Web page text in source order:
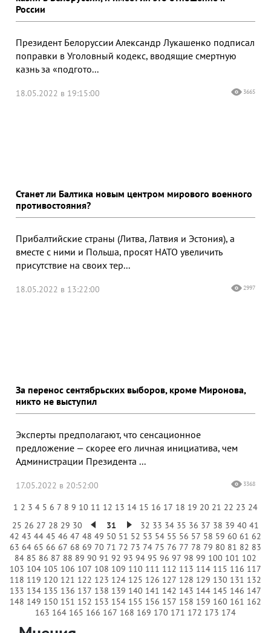
России
Президент Белоруссии Александр Лукашенко подписал
поправки в Уголовный кодекс, вводящие смертную
казнь за «подгото...
18.05.2022 в 19:15:00 3665
Станет ли Балтика новым центром мирового военного
противостояния?
Прибалтийские страны (Литва, Латвия и Эстония), а
вместе с ними и Польша, просят НАТО увеличить
присутствие на своих тер...
18.05.2022 в 13:22:00 2997
За перенос сентябрьских выборов, кроме Миронова,
никто не выступил
Эксперты предполагают, что сенсационное
предложение — скорее его личная инициатива, чем
Администрации Президента ...
17.05.2022 в 20:52:00 3368
1 2 3 4 5 6 7 8 9 10 11 12 13 14 15 16 17 18 19 20 21 22 23 24
25 26 27 28 29 30 31 32 33 34 35 36 37 38 39 40 41
42 43 44 45 46 47 48 49 50 51 52 53 54 55 56 57 58 59 60 61 62
63 64 65 66 67 68 69 70 71 72 73 74 75 76 77 78 79 80 81 82 83
84 85 86 87 88 89 90 91 92 93 94 95 96 97 98 99 100 101 102
103 104 105 106 107 108 109 110 111 112 113 114 115 116 117
118 119 120 121 122 123 124 125 126 127 128 129 130 131 132
133 134 135 136 137 138 139 140 141 142 143 144 145 146 147
148 149 150 151 152 153 154 155 156 157 158 159 160 161 162
163 164 165 166 167 168 169 170 171 172 173 174